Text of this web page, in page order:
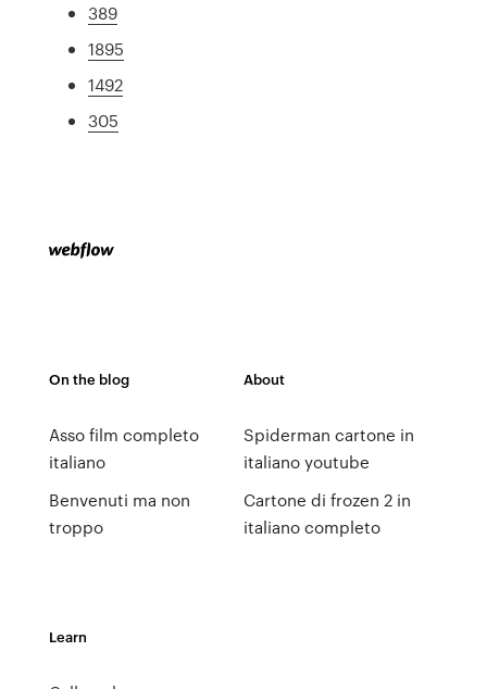
389
1895
1492
305
On the blog
Asso film completo
italiano
Benvenuti ma non
troppo
About
Spiderman cartone in
italiano youtube
Cartone di frozen 2 in
italiano completo
Learn